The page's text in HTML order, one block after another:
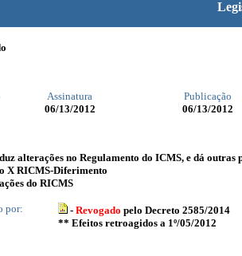
Assinatura
Publicação
06/13/2012 06/13/2012
alterações no Regulamento do ICMS, e dá outras
X RICMS-Diferimento
do RICMS
por:
- Revogado pelo Decreto 2585/2014
** Efeitos retroagidos a 1º/05/2012